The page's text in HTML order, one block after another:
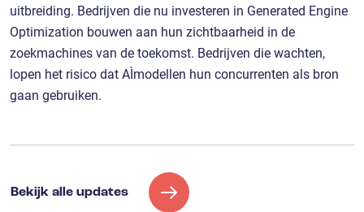
uitbreiding. Bedrijven die nu investeren in Generated Engine
Optimization bouwen aan hun zichtbaarheid in de
zoekmachines van de toekomst. Bedrijven die wachten,
lopen het risico dat AI‑modellen hun concurrenten als bron
gaan gebruiken.
Bekijk alle updates